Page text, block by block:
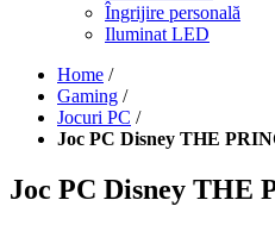
Îngrijire personală
Iluminat LED
Home /
Gaming /
Jocuri PC /
Joc PC Disney THE
Joc PC Disney THE